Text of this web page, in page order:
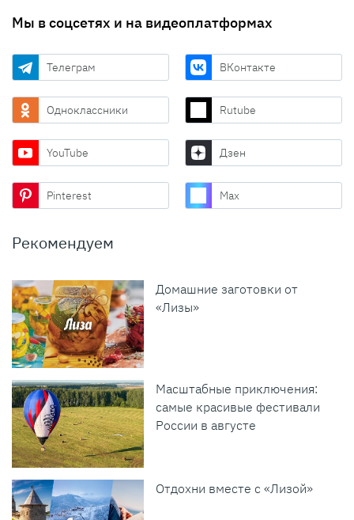
Мы в соцсетях и на видеоплатформах
Телеграм ВКонтакте
Одноклассники Rutube
YouTube Дзен
Pinterest Max
Рекомендуем
Домашние заготовки от
«Лизы»
Масштабные приключения:
самые красивые фестивали
России в августе
Отдохни вместе с «Лизой»